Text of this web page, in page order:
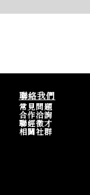
聯絡我們
常見問題
合作洽詢
聯經徵才
相關社群